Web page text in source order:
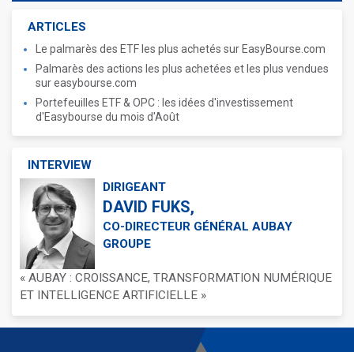
ARTICLES
Le palmarès des ETF les plus achetés sur EasyBourse.com
Palmarès des actions les plus achetées et les plus vendues
sur easybourse.com
Portefeuilles ETF & OPC : les idées d'investissement
d'Easybourse du mois d'Août
INTERVIEW
DIRIGEANT
DAVID FUKS,
CO-DIRECTEUR GÉNÉRAL AUBAY
GROUPE
« AUBAY : CROISSANCE, TRANSFORMATION NUMÉRIQUE
ET INTELLIGENCE ARTIFICIELLE »